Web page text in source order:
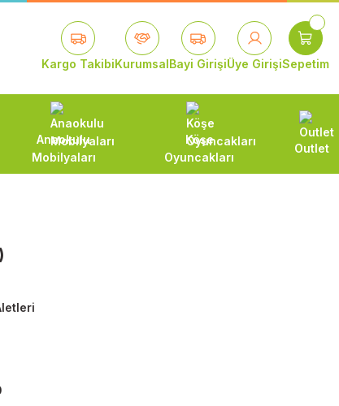
Kargo TakibiKurumsalBayi GirişiÜye GirişiSepetim
Anaokulu
Mobilyaları
Köşe
Oyuncakları
Outlet